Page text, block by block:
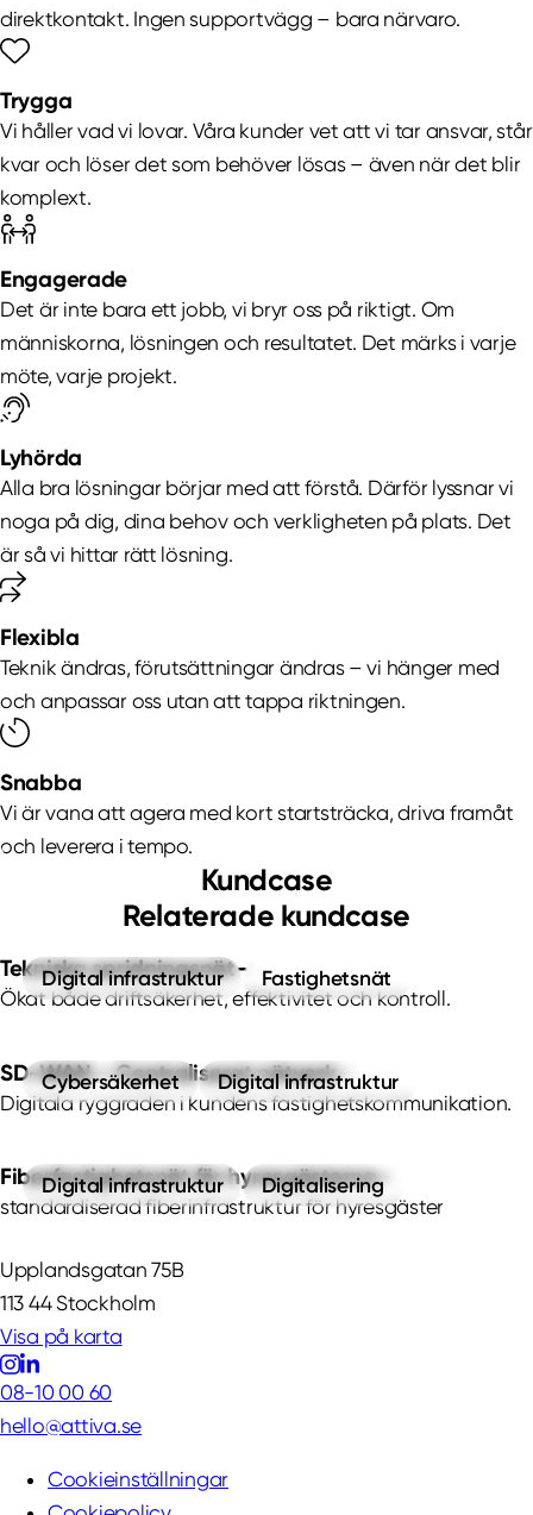
direktkontakt. Ingen supportvägg – bara närvaro.
Trygga
Vi håller vad vi lovar. Våra kunder vet att vi tar ansvar, står
kvar och löser det som behöver lösas – även när det blir
komplext.
Engagerade
Det är inte bara ett jobb, vi bryr oss på riktigt. Om
människorna, lösningen och resultatet. Det märks i varje
möte, varje projekt.
Lyhörda
Alla bra lösningar börjar med att förstå. Därför lyssnar vi
noga på dig, dina behov och verkligheten på plats. Det
är så vi hittar rätt lösning.
Flexibla
Teknik ändras, förutsättningar ändras – vi hänger med
och anpassar oss utan att tappa riktningen.
Snabba
Vi är vana att agera med kort startsträcka, driva framåt
och leverera i tempo.
Kundcase
Relaterade kundcase
Digital infrastruktur Fastighetsnät
Tekniska spridningsnät
Ökat både driftsäkerhet, effektivitet och kontroll.
Cybersäkerhet Digital infrastruktur
SD-WAN – Centraliserat nätverk
Digitala ryggraden i kundens fastighetskommunikation.
Digital infrastruktur Digitalisering
Fiberfastighetsnät för hyresgästerna
standardiserad fiberinfrastruktur för hyresgäster
Upplandsgatan 75B
113 44 Stockholm
Visa på karta
08-10 00 60
hello@attiva.se
Cookieinställningar